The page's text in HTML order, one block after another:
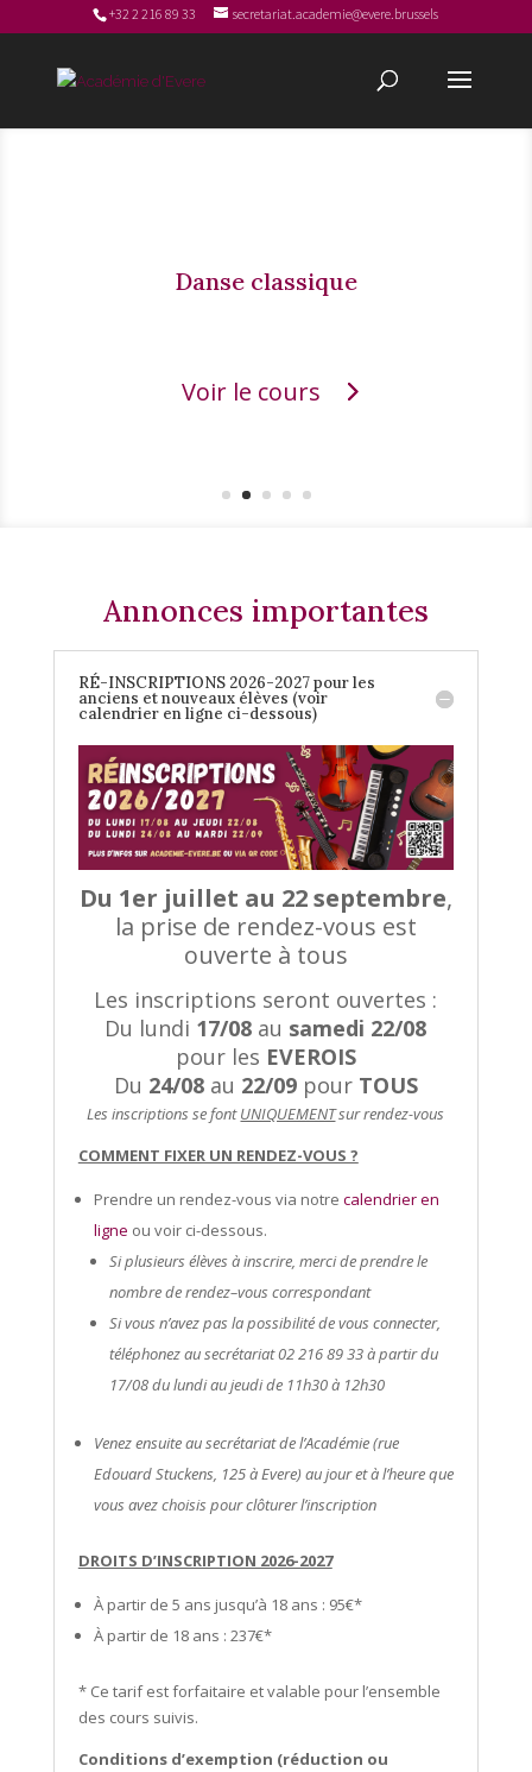
+32 2 216 89 33 secretariat.academie@evere.brussels
Danse classique
Voir le cours
Annonces importantes
RÉ-INSCRIPTIONS 2026-2027 pour les
anciens et nouveaux élèves (voir
calendrier en ligne ci-dessous)
Du 1er juillet au 22 septembre,
la prise de rendez-vous est
ouverte à tous
Les inscriptions seront ouvertes :
Du lundi 17/08 au samedi 22/08
pour les EVEROIS
Du 24/08 au 22/09pour TOUS
Les inscriptions se fontUNIQUEMENTsur rendez-vous
COMMENT FIXER UN RENDEZ-VOUS ?
Prendre un rendez-vous via notre calendrier en
ligne ou voir ci-dessous.
Si plusieurs élèves àinscrire, merci de prendre le
nombre de rendez–vous correspondant
Si vous n’avez pas la possibilitéde vous connecter,
téléphonez ausecrétariat 02 216 89 33àpartir du
17/08 du lundi au jeudi de 11h30à 12h30
Venez ensuite au secrétariatde l’Académie (rue
Edouard Stuckens, 125àEvere)au jour etàl’heureque
vous avez choisis pour clôturerl’inscription
DROITS D’INSCRIPTION 2026-2027
À partir de 5 ans jusqu’à 18 ans : 95€*
À partir de 18 ans : 237€*
* Ce tarif est forfaitaire et valable pour l’ensemble
des cours suivis.
Conditions d’exemption (réduction ou